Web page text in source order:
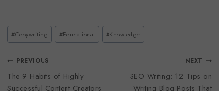
#Copywriting #Educational #Knowledge
PREVIOUS
The 9 Habits of Highly
Successful Content Creators
NEXT
SEO Writing: 12 Tips on
Writing Blog Posts That